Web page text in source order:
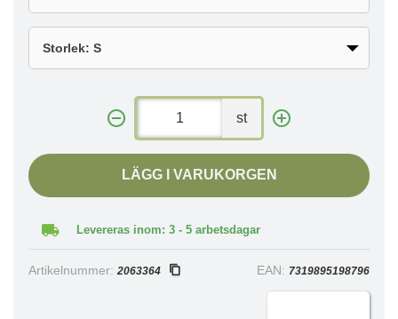
st
LÄGG I VARUKORGEN
Levereras inom: 3 - 5 arbetsdagar
Artikelnummer: 2063364 EAN: 7319895198796